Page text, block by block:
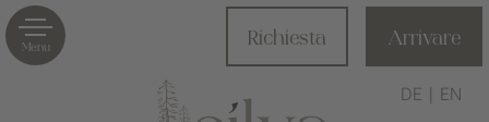
Menu Richiesta Arrivare
DE EN